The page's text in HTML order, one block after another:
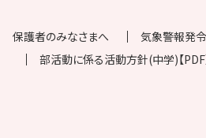
保護者のみなさまへ 気象警報発
部活動に係る活動方針(中学)【PDF